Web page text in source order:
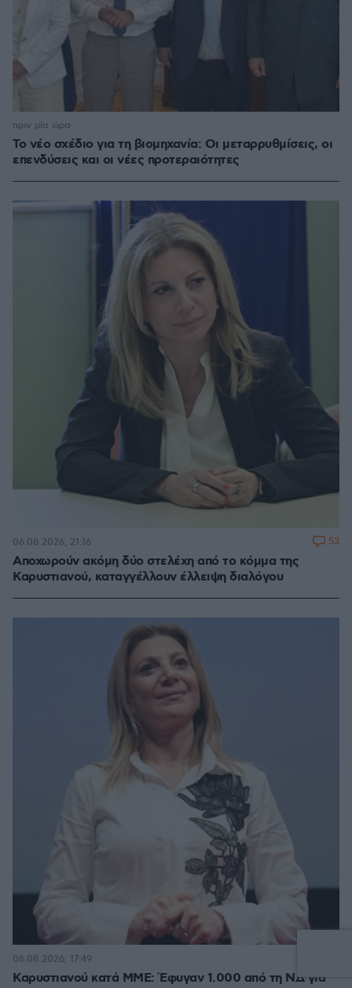
Το νέο σχέδιο για τη βιομηχανία: Οι μεταρρυθμίσεις, οι
επενδύσεις και οι νέες προτεραιότητες
πριν μία ώρα
Αποχωρούν ακόμη δύο στελέχη από το κόμμα της
Καρυστιανού, καταγγέλλουν έλλειψη διαλόγου
06.08.2026, 21:16 53
Καρυστιανού κατά ΜΜΕ: Έφυγαν 1.000 από τη ΝΔ για
06.08.2026, 17:49